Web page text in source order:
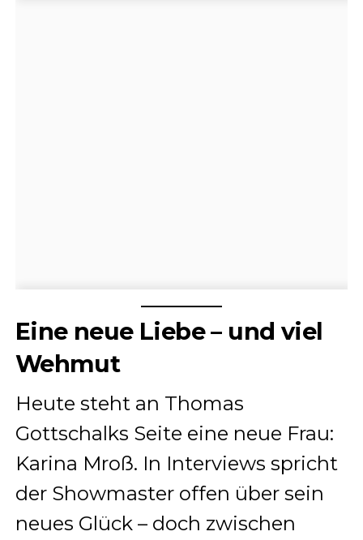
Eine neue Liebe – und viel
Wehmut
Heute steht an Thomas
Gottschalks Seite eine neue Frau:
Karina Mroß. In Interviews spricht
der Showmaster offen über sein
neues Glück – doch zwischen